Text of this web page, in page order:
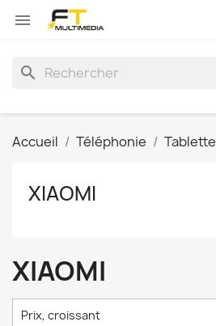

search
Accueil Téléphonie Tablette
XIAOMI
XIAOMI
Prix, croissant